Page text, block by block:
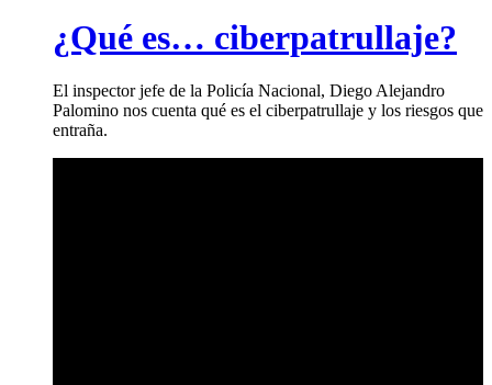
¿Qué es… ciberpatrullaje?
El inspector jefe de la Policía Nacional, Diego Alejandro
Palomino nos cuenta qué es el ciberpatrullaje y los riesgos que
entraña.